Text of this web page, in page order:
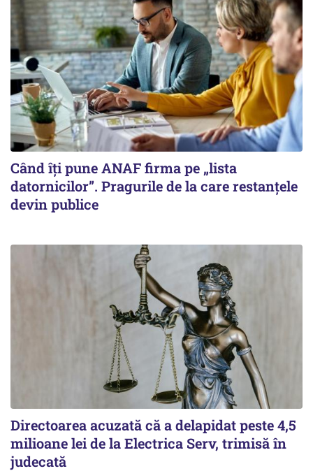
Când îți pune ANAF firma pe „lista
datornicilor”. Pragurile de la care restanțele
devin publice
Directoarea acuzată că a delapidat peste 4,5
milioane lei de la Electrica Serv, trimisă în
judecată